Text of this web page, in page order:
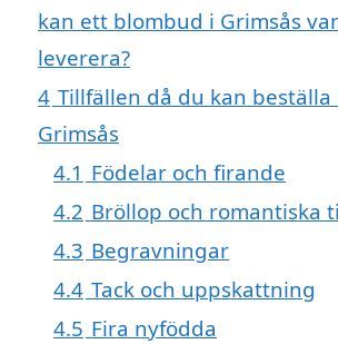
kan ett blombud i Grimsås
leverera?
4 Tillfällen då du kan
Grimsås
4.1 Födelar och firande
4.2 Bröllop och romantiska
4.3 Begravningar
4.4 Tack och uppskattning
4.5 Fira nyfödda